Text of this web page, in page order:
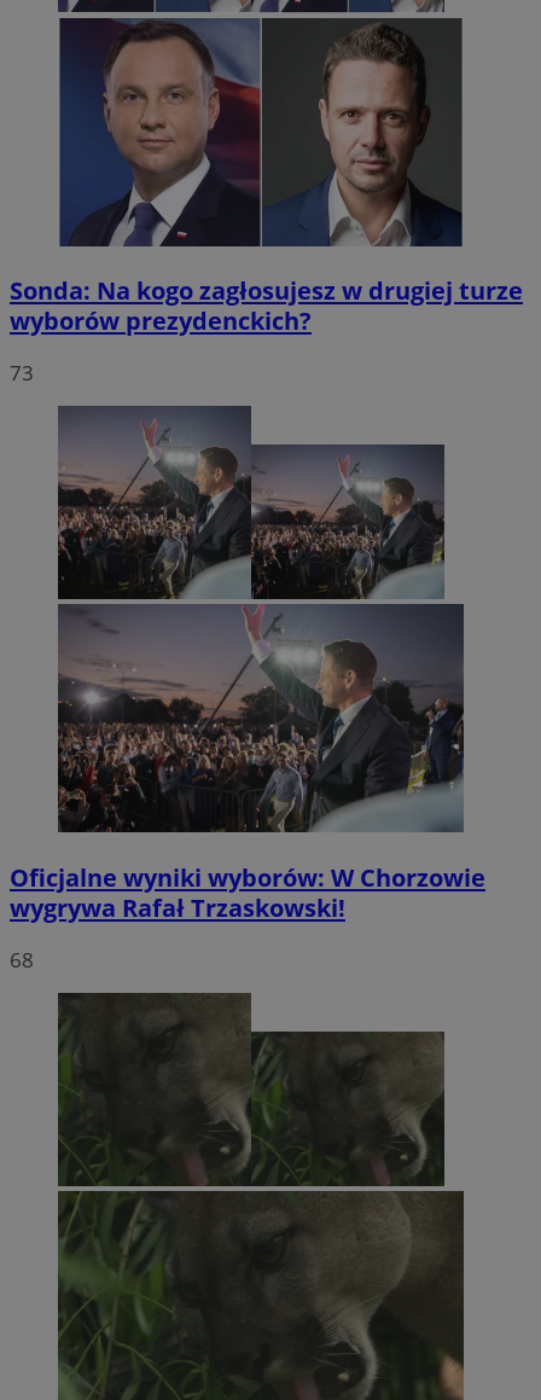
Sonda: Na kogo zagłosujesz w drugiej turze
wyborów prezydenckich?
73
Oficjalne wyniki wyborów: W Chorzowie
wygrywa Rafał Trzaskowski!
68